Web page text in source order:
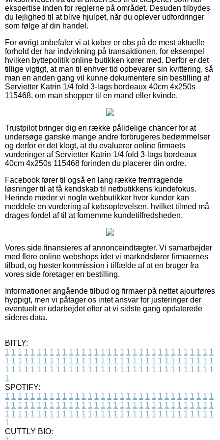
ekspertise inden for reglerne på området. Desuden tilbydes
du lejlighed til at blive hjulpet, når du oplever udfordringer
som følge af din handel.
For øvrigt anbefaler vi at køber er obs på de mest aktuelle
forhold der har indvirkning på transaktionen, for eksempel
hvilken byttepolitik online butikken kører med. Derfor er det
tillige vigtigt, at man til enhver tid opbevarer sin kvittering, så
man en anden gang vil kunne dokumentere sin bestilling af
Servietter Katrin 1/4 fold 3-lags bordeaux 40cm 4x250s
115468, om man shopper til en mand eller kvinde.
Trustpilot bringer dig en række pålidelige chancer for at
undersøge ganske mange andre forbrugeres bedømmelser
og derfor er det klogt, at du evaluerer online firmaets
vurderinger af Servietter Katrin 1/4 fold 3-lags bordeaux
40cm 4x250s 115468 forinden du placerer din ordre.
Facebook fører til også en lang række fremragende
løsninger til at få kendskab til netbutikkens kundefokus.
Herinde møder vi nogle webbutikker hvor kunder kan
meddele en vurdering af købsoplevelsen, hvilket tilmed må
drages fordel af til at fornemme kundetilfredsheden.
Vores side finansieres af annonceindtægter. Vi samarbejder
med flere online webshops idet vi markedsfører firmaernes
tilbud, og høster kommission i tilfælde af at en bruger fra
vores side foretager en bestilling.
Informationer angående tilbud og firmaer på nettet ajourføres
hyppigt, men vi påtager os intet ansvar for justeringer der
eventuelt er udarbejdet efter at vi sidste gang opdaterede
sidens data.
BITLY:
1 1 1 1 1 1 1 1 1 1 1 1 1 1 1 1 1 1 1 1 1 1 1 1 1 1 1 1 1 1 1 1 1
1 1 1 1 1 1 1 1 1 1 1 1 1 1 1 1 1 1 1 1 1 1 1 1 1 1 1 1 1 1 1 1 1
1 1 1 1 1 1 1 1 1 1 1 1 1 1 1 1 1 1 1 1 1 1 1 1 1 1 1 1 1 1 1 1 1
1
SPOTIFY:
1 1 1 1 1 1 1 1 1 1 1 1 1 1 1 1 1 1 1 1 1 1 1 1 1 1 1 1 1 1 1 1 1
1 1 1 1 1 1 1 1 1 1 1 1 1 1 1 1 1 1 1 1 1 1 1 1 1 1 1 1 1 1 1 1 1
1 1 1 1 1 1 1 1 1 1 1 1 1 1 1 1 1 1 1 1 1 1 1 1 1 1 1 1 1 1 1 1 1
1
CUTTLY BIO: